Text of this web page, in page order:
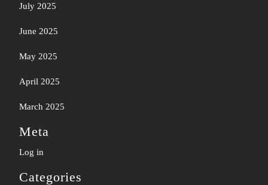
July 2025
June 2025
May 2025
April 2025
March 2025
Meta
Log in
Categories